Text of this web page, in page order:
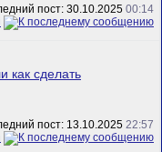
пост: 30.10.2025 00:14
как сделать
пост: 13.10.2025 22:57